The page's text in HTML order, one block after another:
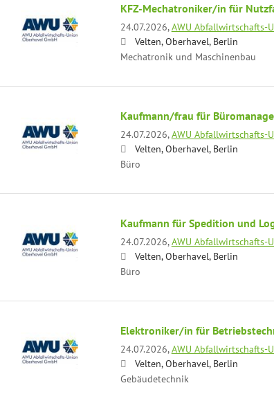
KFZ-Mechatroniker/in für
24.07.2026,AWU Abfallwirtschafts-
Velten, Oberhavel, Berlin
Mechatronik und Maschinenbau
Kaufmann/frau für
24.07.2026,AWU Abfallwirtschafts-
Velten, Oberhavel, Berlin
Büro
Kaufmann für Spedition und
24.07.2026,AWU Abfallwirtschafts-
Velten, Oberhavel, Berlin
Büro
Elektroniker/in für
24.07.2026,AWU Abfallwirtschafts-
Velten, Oberhavel, Berlin
Gebäudetechnik